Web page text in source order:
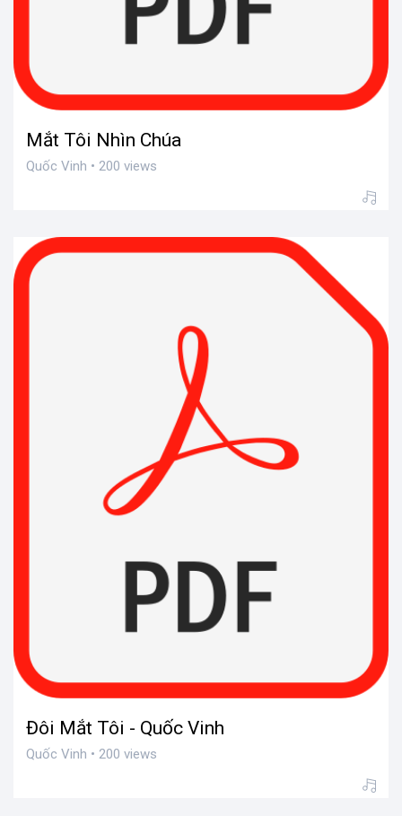
Mắt Tôi Nhìn Chúa
Quốc Vinh • 200 views
Đôi Mắt Tôi - Quốc Vinh
Quốc Vinh • 200 views